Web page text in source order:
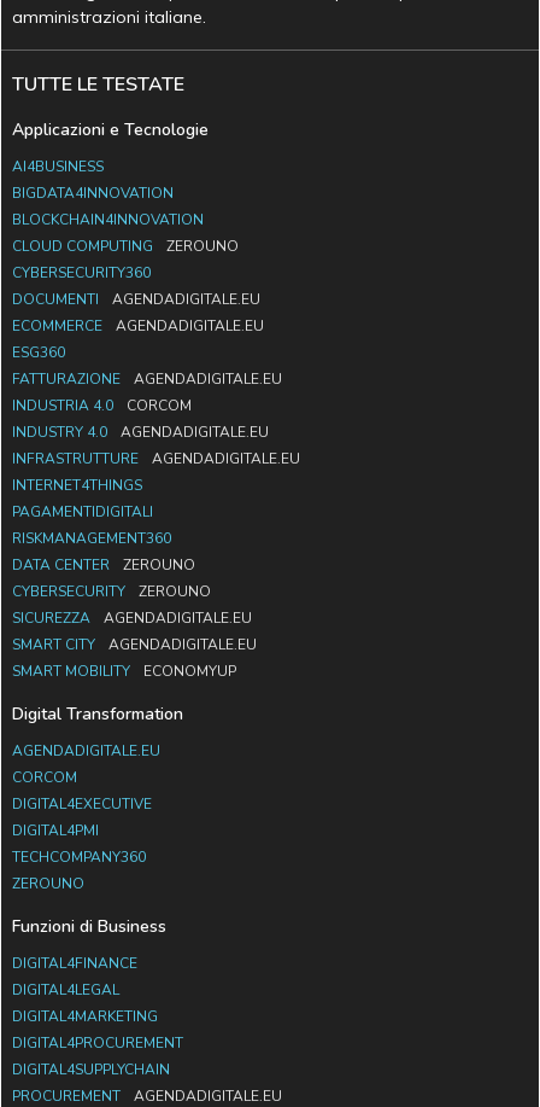
amministrazioni italiane.
TUTTE LE TESTATE
Applicazioni e Tecnologie
AI4BUSINESS
BIGDATA4INNOVATION
BLOCKCHAIN4INNOVATION
CLOUD COMPUTING
ZEROUNO
CYBERSECURITY360
DOCUMENTI
AGENDADIGITALE.EU
ECOMMERCE
AGENDADIGITALE.EU
ESG360
FATTURAZIONE
AGENDADIGITALE.EU
INDUSTRIA 4.0
CORCOM
INDUSTRY 4.0
AGENDADIGITALE.EU
INFRASTRUTTURE
AGENDADIGITALE.EU
INTERNET4THINGS
PAGAMENTIDIGITALI
RISKMANAGEMENT360
DATA CENTER
ZEROUNO
CYBERSECURITY
ZEROUNO
SICUREZZA
AGENDADIGITALE.EU
SMART CITY
AGENDADIGITALE.EU
SMART MOBILITY
ECONOMYUP
Digital Transformation
AGENDADIGITALE.EU
CORCOM
DIGITAL4EXECUTIVE
DIGITAL4PMI
TECHCOMPANY360
ZEROUNO
Funzioni di Business
DIGITAL4FINANCE
DIGITAL4LEGAL
DIGITAL4MARKETING
DIGITAL4PROCUREMENT
DIGITAL4SUPPLYCHAIN
PROCUREMENT
AGENDADIGITALE.EU